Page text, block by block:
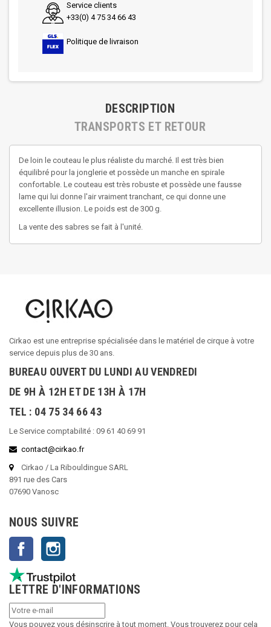
Service clients
+33(0) 4 75 34 66 43
Politique de livraison
DESCRIPTION
TRANSPORTS ET RETOUR
De loin le couteau le plus réaliste du marché. Il est très bien
équilibré pour la jonglerie et possède un manche en spirale
confortable. Le couteau est très robuste et possède une fausse
lame qui lui donne l'air vraiment tranchant, ce qui donne une
excellente illusion. Le poids est de 300 g.
La vente des sabres se fait à l'unité.
Cirkao est une entreprise spécialisée dans le matériel de cirque à votre
service depuis plus de 30 ans.
BUREAU OUVERT DU LUNDI AU VENDREDI
DE 9H À 12H ET DE 13H À 17H
TEL : 04 75 34 66 43
Le Service comptabilité : 09 61 40 69 91
contact@cirkao.fr
Cirkao / La Ribouldingue SARL
891 rue des Cars
07690 Vanosc
NOUS SUIVRE
Facebook
LETTRE D'INFORMATIONS
Vous pouvez vous désinscrire à tout moment. Vous trouverez pour cela